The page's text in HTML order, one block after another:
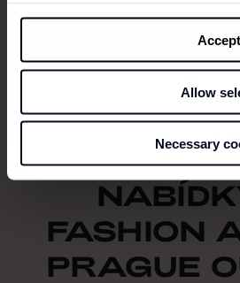
Allow
Necessary
NEJLEPŠÍ
FASHION
PRAGUE